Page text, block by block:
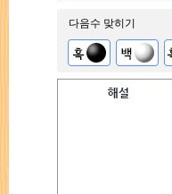
다음수 맞히기